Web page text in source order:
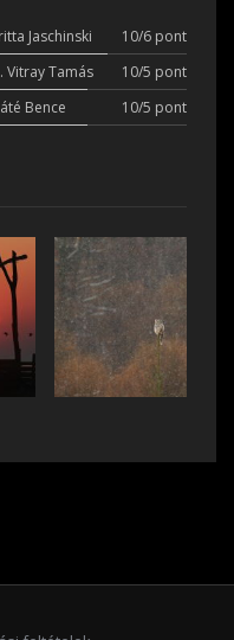
Jaschinski
10/6 pont
Vitray Tamás
10/5 pont
Bence
10/5 pont